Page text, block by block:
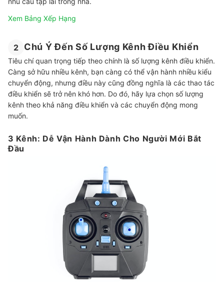
Xem Bảng Xếp Hạng
2 Chú Ý Đến Số Lượng Kênh Điều Khiển
Tiêu chí quan trọng tiếp theo chính là số lượng kênh điều khiển.
Càng sở hữu nhiều kênh, bạn càng có thể vận hành nhiều kiểu
chuyển động, nhưng điều này cũng đồng nghĩa là các thao tác
điều khiển sẽ trở nên khó hơn. Do đó, hãy lựa chọn số lượng
kênh theo khả năng điều khiển và các chuyển động mong
muốn.
3 Kênh: Dễ Vận Hành Dành Cho Người Mới Bắt
Đầu